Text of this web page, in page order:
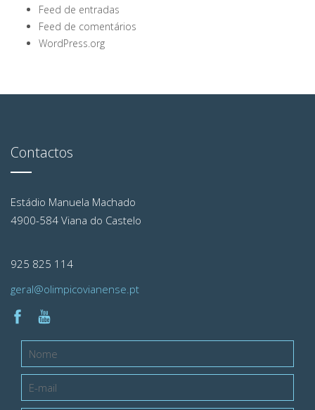
Feed de entradas
Feed de comentários
WordPress.org
Contactos
Estádio Manuela Machado
4900-584 Viana do Castelo
925 825 114
geral@olimpicovianense.pt